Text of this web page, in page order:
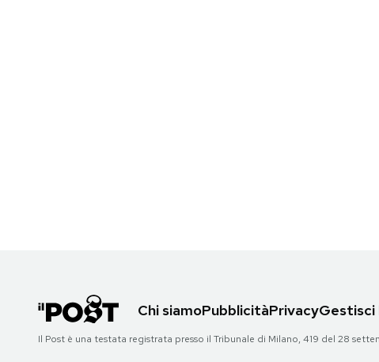
Chi siamoPubblicitàPrivacyGestisci
Il Post è una testata registrata presso il Tribunale di Milano, 419 del 28